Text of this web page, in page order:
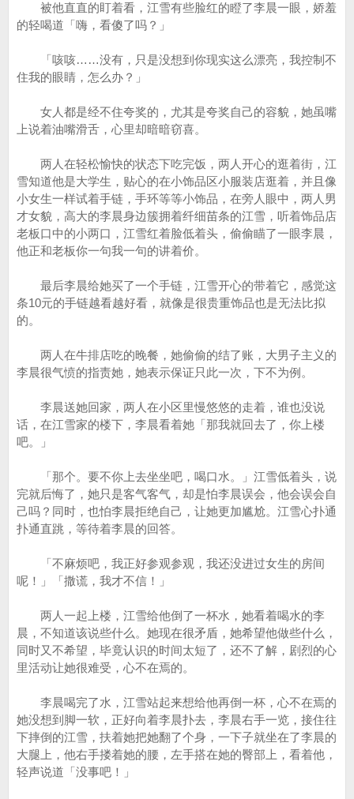
被他直直的盯着看，江雪有些脸红的瞪了李晨一眼，娇羞
的轻喝道「嗨，看傻了吗？」
「咳咳……没有，只是没想到你现实这么漂亮，我控制不
住我的眼睛，怎么办？」
女人都是经不住夸奖的，尤其是夸奖自己的容貌，她虽嘴
上说着油嘴滑舌，心里却暗暗窃喜。
两人在轻松愉快的状态下吃完饭，两人开心的逛着街，江
雪知道他是大学生，贴心的在小饰品区小服装店逛着，并且像
小女生一样试着手链，手环等等小饰品，在旁人眼中，两人男
才女貌，高大的李晨身边簇拥着纤细苗条的江雪，听着饰品店
老板口中的小两口，江雪红着脸低着头，偷偷瞄了一眼李晨，
他正和老板你一句我一句的讲着价。
最后李晨给她买了一个手链，江雪开心的带着它，感觉这
条10元的手链越看越好看，就像是很贵重饰品也是无法比拟
的。
两人在牛排店吃的晚餐，她偷偷的结了账，大男子主义的
李晨很气愤的指责她，她表示保证只此一次，下不为例。
李晨送她回家，两人在小区里慢悠悠的走着，谁也没说
话，在江雪家的楼下，李晨看着她「那我就回去了，你上楼
吧。」
「那个。要不你上去坐坐吧，喝口水。」江雪低着头，说
完就后悔了，她只是客气客气，却是怕李晨误会，他会误会自
己吗？同时，也怕李晨拒绝自己，让她更加尴尬。江雪心扑通
扑通直跳，等待着李晨的回答。
「不麻烦吧，我正好参观参观，我还没进过女生的房间
呢！」「撒谎，我才不信！」
两人一起上楼，江雪给他倒了一杯水，她看着喝水的李
晨，不知道该说些什么。她现在很矛盾，她希望他做些什么，
同时又不希望，毕竟认识的时间太短了，还不了解，剧烈的心
里活动让她很难受，心不在焉的。
李晨喝完了水，江雪站起来想给他再倒一杯，心不在焉的
她没想到脚一软，正好向着李晨扑去，李晨右手一览，接住往
下摔倒的江雪，扶着她把她翻了个身，一下子就坐在了李晨的
大腿上，他右手搂着她的腰，左手搭在她的臀部上，看着他，
轻声说道「没事吧！」